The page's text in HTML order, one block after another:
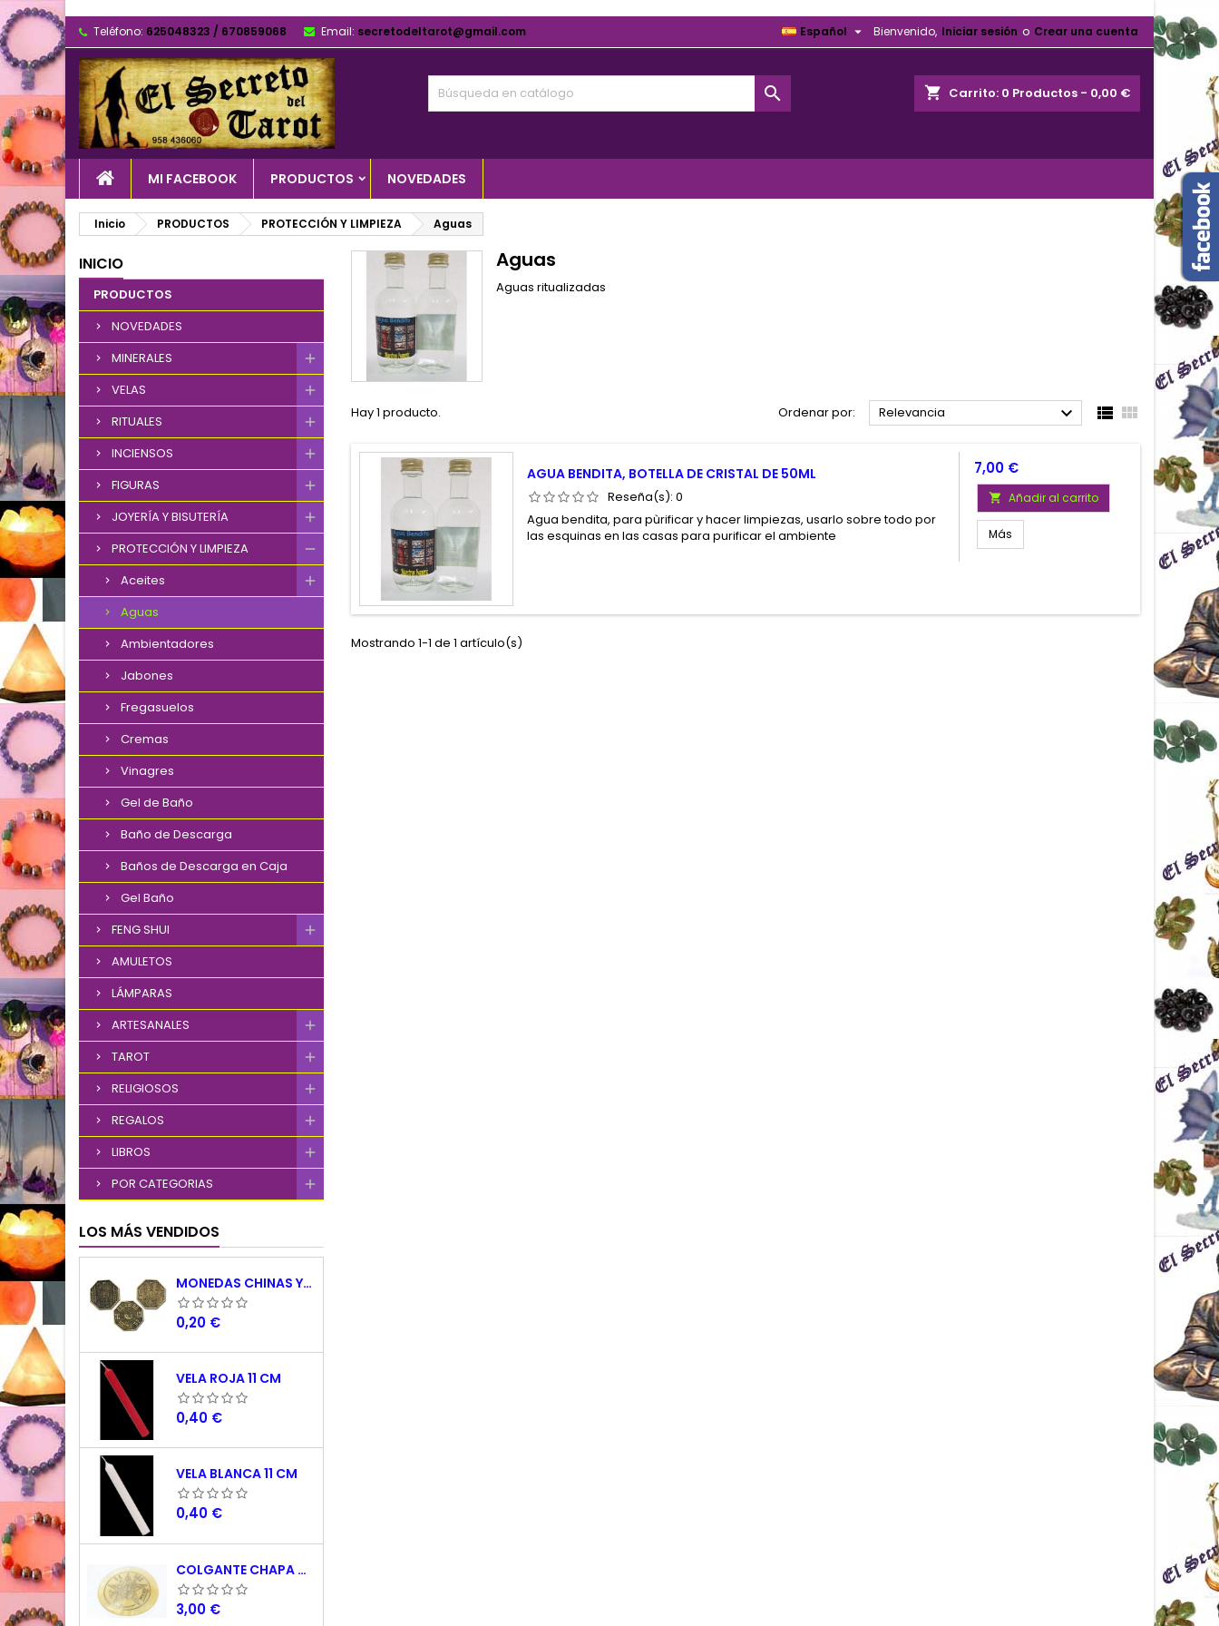
Teléfono: 625048323 / 670859068 Email: secretodeltarot@gmail.com Bienvenido, Iniciar sesión o Crear una cuenta
Español 
shopping_cart Carrito: 0 Productos - 0,00 €

MI FACEBOOK PRODUCTOS NOVEDADES
Inicio PRODUCTOS PROTECCIÓN Y LIMPIEZA Aguas
INICIO
PRODUCTOS
NOVEDADES
MINERALES
VELAS
RITUALES
INCIENSOS
FIGURAS
JOYERÍA Y BISUTERÍA
PROTECCIÓN Y LIMPIEZA
Aceites
Aguas
Ambientadores
Jabones
Fregasuelos
Cremas
Vinagres
Gel de Baño
Baño de Descarga
Baños de Descarga en Caja
Gel Baño
FENG SHUI
AMULETOS
LÁMPARAS
ARTESANALES
TAROT
RELIGIOSOS
REGALOS
LIBROS
POR CATEGORIAS
LOS MÁS VENDIDOS
MONEDAS CHINAS YING YANG
Precio
0,20 €
VELA ROJA 11 CM
Precio
0,40 €
VELA BLANCA 11 CM
Precio
0,40 €
COLGANTE CHAPA NACAR TETRAGRAMATON 5 CM
Precio
3,00 €
Aguas
Aguas ritualizadas
Hay 1 producto. Ordenar por: Relevancia   
AGUA BENDITA, BOTELLA DE CRISTAL DE 50ML
Reseña(s):0
Agua bendita, para pùrificar y hacer limpiezas, usarlo sobre todo por
las esquinas en las casas para purificar el ambiente
Precio
7,00 €
 Añadir al carrito
Más
Mostrando 1-1 de 1 artículo(s)